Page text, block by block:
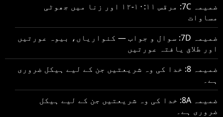
ضمیمہ 7C: مرقس ۱۰:۱۱-۱۲ اور زنا میں جھوٹی
مساوات
ضمیمہ 7D: سوال و جواب — کنواریاں، بیوہ عورتیں
اور طلاق یافتہ عورتیں
ضمیمہ 8: خدا کی وہ شریعتیں جن کے لیے ہیکل ضروری
ہے۔
ضمیمہ 8A: خدا کی وہ شریعتیں جن کے لیے ہیکل
ضروری ہے۔